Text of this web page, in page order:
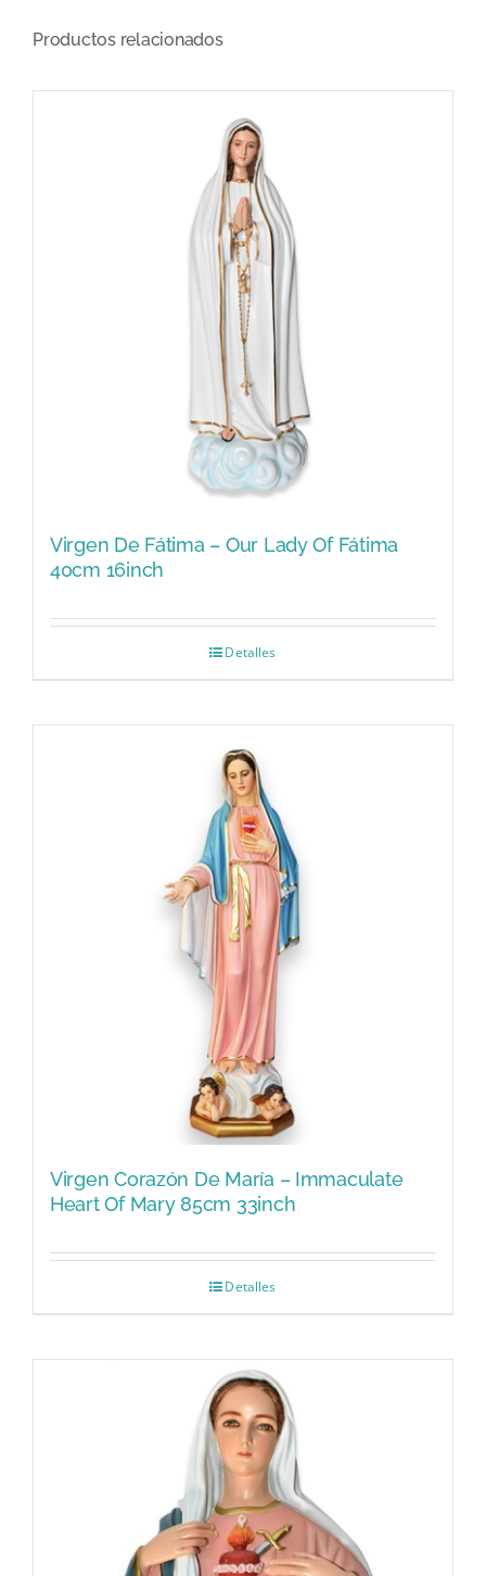
Productos relacionados
Virgen De Fátima – Our Lady Of Fátima
40cm 16inch
Detalles
Virgen Corazón De María – Immaculate
Heart Of Mary 85cm 33inch
Detalles